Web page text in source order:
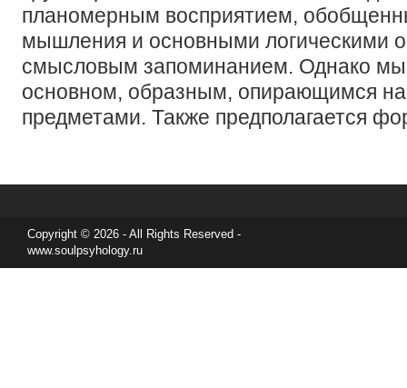
планомерным восприятием,
мышления и основными логическими
смысловым запоминанием. Однако
основном, образным, опирающимся
предметами. Также предполагается
Copyright © 2026 - All Rights Reserved -
www.soulpsyhology.ru